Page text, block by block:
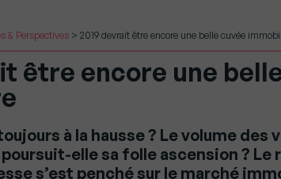
& Perspectives > 2019 devrait être encore une belle cuvée
être encore une
à la hausse ? Le volume des
elle sa folle ascension ? Le
s’est penché sur le marché